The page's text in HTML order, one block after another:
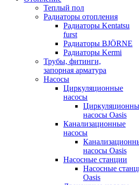
Теплый пол
Радиаторы отопления
Радиаторы Kentatsu
furst
Радиаторы BJÖRNE
Радиаторы Kermi
Трубы, фитинги,
запорная арматура
Насосы
Циркуляционные
насосы
насосы Oasis
Канализационные
насосы
насосы Oasis
Насосные станции
Насосные
Oasis